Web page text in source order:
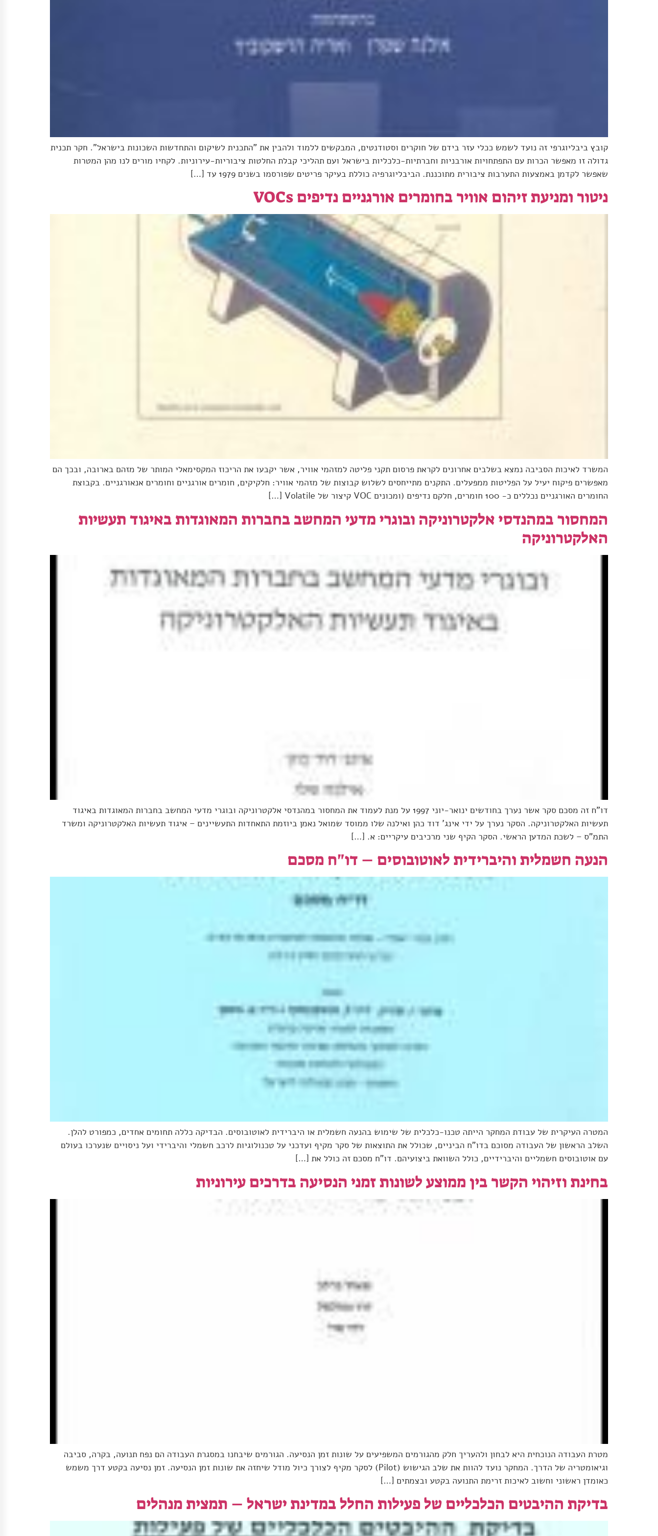
קובץ ביבליוגרפי זה נועד לשמש ככלי עזר בידם של חוקרים וסטודנטים, המבקשים ללמוד ולהבין את "התכנית לשיקום והתחדשות השכונות בישראל". חקר תכנית
גדולה זו מאפשר הכרות עם התפתחויות אורבניות וחברתיות-כלכליות בישראל ועם תהליכי קבלת החלטות ציבוריות-עירוניות. לקחיו מורים לנו מהן המטרות
שאפשר לקדמן באמצעות התערבות ציבורית מתוכננת. הביבליוגרפיה כוללת בעיקר פריטים שפורסמו בשנים 1979 עד […]
ניטור ומניעת זיהום אוויר בחומרים אורגניים נדיפים VOCs
המשרד לאיכות הסביבה נמצא בשלבים אחרונים לקראת פרסום תקני פליטה למזהמי אוויר, אשר יקבעו את הריכוז המקסימאלי המותר של מזהם בארובה, ובכך הם
מאפשרים פיקוח יעיל על הפליטות ממפעלים. התקנים מתייחסים לשלוש קבוצות של מזהמי אוויר: חלקיקים, חומרים אורגניים וחומרים אנאורגניים. בקבוצת
החומרים האורגניים נכללים כ- 100 חומרים, חלקם נדיפים (ומכונים VOC קיצור של Volatile […]
המחסור במהנדסי אלקטרוניקה ובוגרי מדעי המחשב בחברות המאוגדות באיגוד תעשיות
האלקטרוניקה
דו"ח זה מסכם סקר אשר נערך בחודשים ינואר-יוני 1997 על מנת לעמוד את המחסור במהנדסי אלקטרוניקה ובוגרי מדעי המחשב בחברות המאוגדות באיגוד
תעשיות האלקטרוניקה. הסקר נערך על ידי אינג' דוד כהן ואילנה שלו ממוסד שמואל נאמן ביוזמת התאחדות התעשיינים – איגוד תעשיות האלקטרוניקה ומשרד
התמ"ס – לשכת המדען הראשי. הסקר הקיף שני מרכיבים עיקריים: א. […]
הנעה חשמלית והיברידית לאוטובוסים – דו"ח מסכם
המטרה העיקרית של עבודת המחקר הייתה טכנו-כלכלית של שימוש בהנעה חשמלית או היברידית לאוטובוסים. הבדיקה כללה תחומים אחדים, כמפורט להלן.
השלב הראשון של העבודה מסוכם בדו"ח הביניים, שכולל את התוצאות של סקר מקיף ועדכני על טכנולוגיות לרכב חשמלי והיברידי ועל ניסויים שנערכו בעולם
עם אוטובוסים חשמליים והיברידיים, כולל השוואת ביצועיהם. דו"ח מסכם זה כולל את […]
בחינת וזיהוי הקשר בין ממוצע לשונות זמני הנסיעה בדרכים עירוניות
מטרת העבודה הנוכחית היא לבחון ולהעריך חלק מהגורמים המשפיעים על שונות זמן הנסיעה. הגורמים שיבחנו במסגרת העבודה הם נפח תנועה, בקרה, סביבה
וגיאומטריה של הדרך. המחקר נועד להוות את שלב הגישוש (Pilot) לסקר מקיף לצורך כיול מודל שיחזה את שונות זמן הנסיעה. זמן נסיעה בקטע דרך משמש
כאומדן ראשוני וחשוב לאיכות זרימת התנועה בקטע ובצמתים […]
בדיקת ההיבטים הכלכליים של פעילות החלל במדינת ישראל – תמצית מנהלים